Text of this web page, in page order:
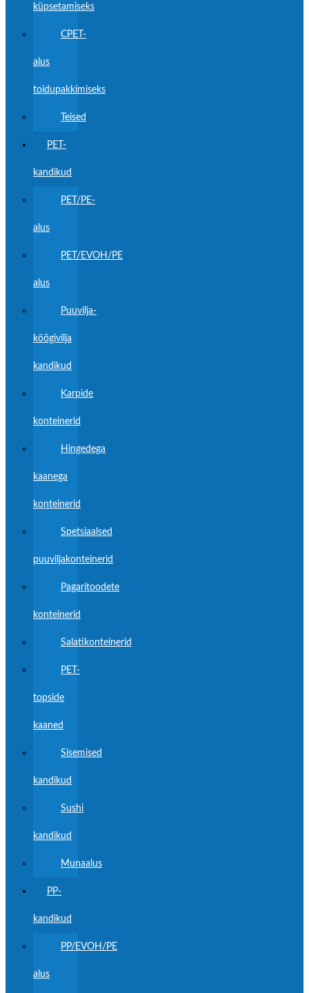
küpsetamiseks
CPET-
alus
toidupakkimiseks
Teised
PET-
kandikud
PET/PE-
alus
PET/EVOH/PE
alus
Puuvilja-
köögivilja
kandikud
Karpide
konteinerid
Hingedega
kaanega
konteinerid
Spetsiaalsed
puuviljakonteinerid
Pagaritoodete
konteinerid
Salatikonteinerid
PET-
topside
kaaned
Sisemised
kandikud
Sushi
kandikud
Munaalus
PP-
kandikud
PP/EVOH/PE
alus